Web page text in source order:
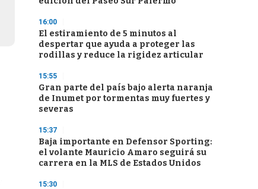
16:00
El estiramiento de 5 minutos al
despertar que ayuda a proteger las
rodillas y reduce la rigidez articular
15:55
Gran parte del país bajo alerta naranja
de Inumet por tormentas muy fuertes y
severas
15:37
Baja importante en Defensor Sporting:
el volante Mauricio Amaro seguirá su
carrera en la MLS de Estados Unidos
15:30